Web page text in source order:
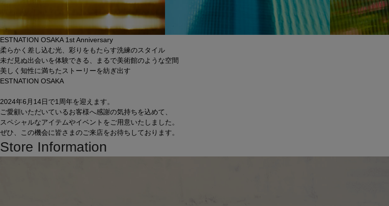
ESTNATION OSAKA 1st Anniversary
柔らかく差し込む光、彩りをもたらす洗練のスタイル
未だ見ぬ出会いを体験できる、まるで美術館のような空間
美しく知性に満ちたストーリーを紡ぎ出す
ESTNATION OSAKA
2024年6月14日で1周年を迎えます。
ご愛顧いただいているお客様へ感謝の気持ちを込めて、
スペシャルなアイテムやイベントをご用意いたしました。
ぜひ、この機会に皆さまのご来店をお待ちしております。
Store Information